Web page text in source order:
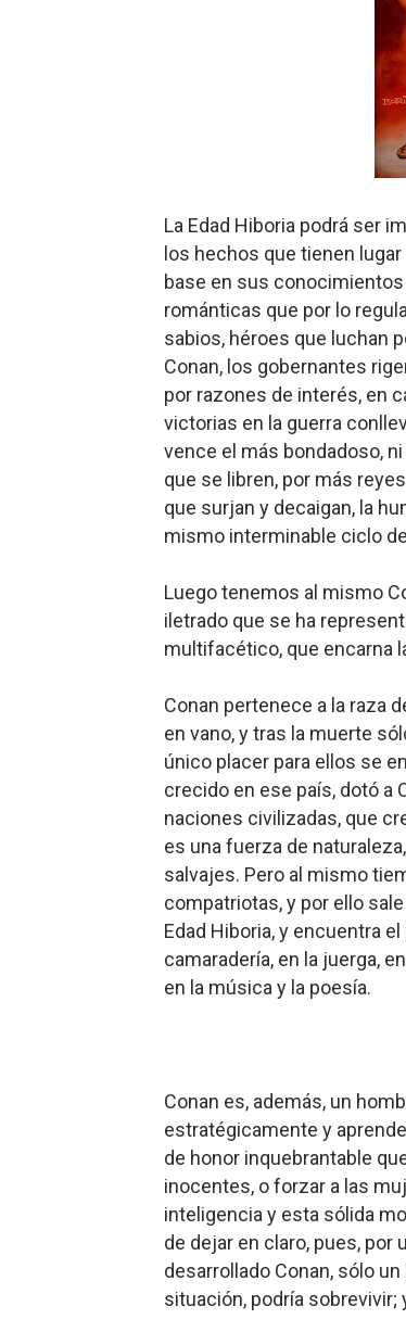
La Edad Hiboria podrá ser
los hechos que tienen
base en sus
románticas que por lo
sabios, héroes que luchan
Conan, los gobernantes
por razones de interés, en
victorias en la guerra
vence el más bondadoso,
que se libren, por más
que surjan y decaigan, la
mismo interminable ciclo
Luego tenemos al mismo
iletrado que se ha
multifacético, que encarna
Conan pertenece a la raza
en vano, y tras la muerte
único placer para ellos se
crecido en ese país, dotó a
naciones civilizadas, que
es una fuerza de
salvajes. Pero al mismo
compatriotas, y por ello
Edad Hiboria, y encuentra
camaradería, en la juerga,
en la música y la poesía.
Conan es, además, un
estratégicamente y
de honor inquebrantable
inocentes, o forzar a las
inteligencia y esta sólida
de dejar en claro, pues, por
desarrollado Conan, sólo
situación, podría sobrevivir;